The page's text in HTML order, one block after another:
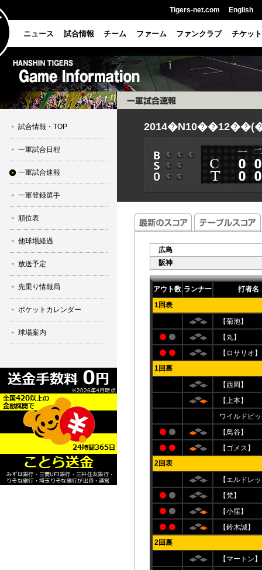
Tigers-net.com English
ニュース 試合情報 チーム ファーム ファンクラブ チケット
試合情報・TOP
一軍試合日程
一軍試合速報
一軍登録選手
順位表
他球場経過
放送予定
先乗り情報局
ポケットカレンダー
球場案内
広島
阪神
アウト数 ランナー
打者名
1回表
【菊池】
【丸】
【ロサリオ】
1回裏
【西岡】
【上本】
ワイルドピ
【鳥谷】
【ゴメス】
2回表
【エルドレ
【梵】
【小窪】
【鈴木誠】
2回裏
【マートン】